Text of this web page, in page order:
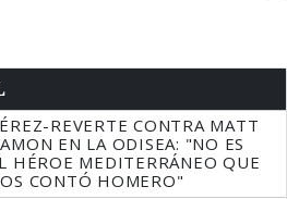
REVERTE CONTRA MATT
EN LA ODISEA: "NO ES
HÉROE MEDITERRÁNEO QUE
CONTÓ HOMERO"